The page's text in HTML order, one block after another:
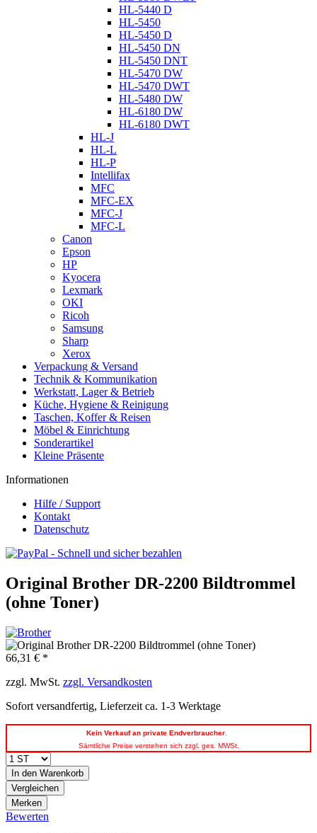
HL-5440 D
HL-5450
HL-5450 D
HL-5450 DN
HL-5450 DNT
HL-5470 DW
HL-5470 DWT
HL-5480 DW
HL-6180 DW
HL-6180 DWT
HL-J
HL-L
HL-P
Intellifax
MFC
MFC-EX
MFC-J
MFC-L
Canon
Epson
HP
Kyocera
Lexmark
OKI
Ricoh
Samsung
Sharp
Xerox
Verpackung & Versand
Technik & Kommunikation
Werkstatt, Lager & Betrieb
Küche, Hygiene & Reinigung
Taschen, Koffer & Reisen
Möbel & Einrichtung
Sonderartikel
Kleine Präsente
Informationen
Hilfe / Support
Kontakt
Datenschutz
Original Brother DR-2200 Bildtrommel
(ohne Toner)
66,31 € *
zzgl. MwSt. zzgl. Versandkosten
Sofort versandfertig, Lieferzeit ca. 1-3 Werktage
Kein Verkauf an private Endverbraucher.
Sämtliche Preise verstehen sich zzgl. ges. MWSt.
In den Warenkorb
Vergleichen
Merken
Bewerten